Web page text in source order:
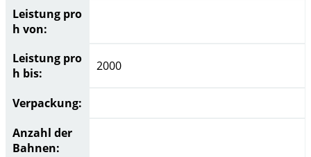
Leistung pro
h von:
Leistung pro
h bis:
2000
Verpackung:
Anzahl der
Bahnen: